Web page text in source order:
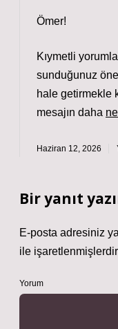
Ömer!
Kıymetli
sunduğunuz
hale getirmekle
mesajın daha
Haziran 12, 2026
Bir yanıt
E-posta adresiniz
ile işaretlenmişlerdir
Yorum